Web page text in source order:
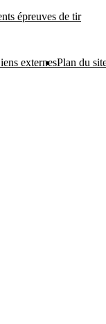
épreuves de tir
externesPlan du